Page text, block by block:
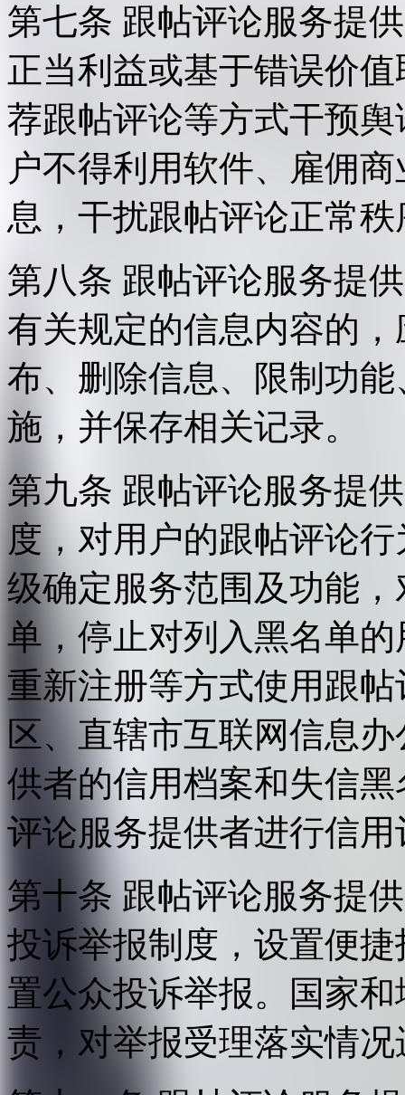
第七条 跟帖评论服务提
正当利益或基于错误价
荐跟帖评论等方式干预
户不得利用软件、雇佣
息，干扰跟帖评论正常
第八条 跟帖评论服务提
有关规定的信息内容的
布、删除信息、限制功
施，并保存相关记录。
第九条 跟帖评论服务提
度，对用户的跟帖评论
级确定服务范围及功能
单，停止对列入黑名单
重新注册等方式使用跟
区、直辖市互联网信息
供者的信用档案和失信
评论服务提供者进行信用
第十条 跟帖评论服务提
投诉举报制度，设置便
置公众投诉举报。国家
责，对举报受理落实情